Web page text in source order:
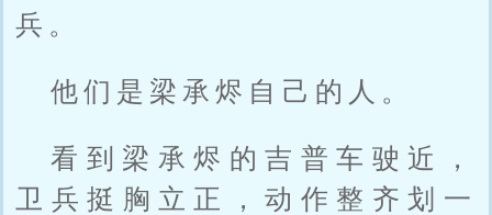
兵。
他们是梁承烬自己的人。
看到梁承烬的吉普车驶近，
卫兵挺胸立正，动作整齐划一